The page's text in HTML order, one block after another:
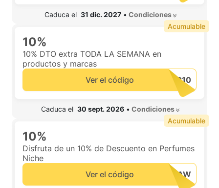
Caduca el 31 dic. 2027 • Condiciones
10%
10% DTO extra TODA LA SEMANA en
productos y marcas
Ver el código
Caduca el 30 sept. 2026 • Condiciones
Acumulable
10%
Disfruta de un 10% de Descuento en Perfumes
Niche
Ver el código
Acumulable